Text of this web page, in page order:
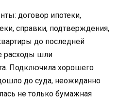
договор ипотеки,
справки, подтверждения,
до последней
расходы шли
Подключила хорошего
до суда, неожиданно
не только бумажная